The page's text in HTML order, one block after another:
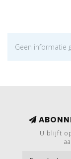
Geen informatie
U blijft